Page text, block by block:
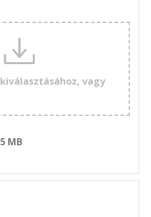
vagy
MB